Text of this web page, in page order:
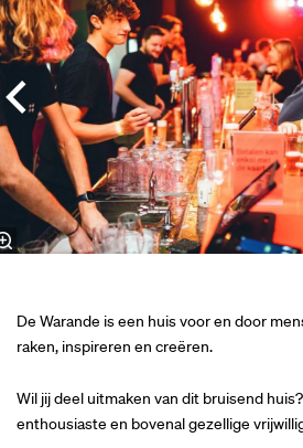
De Warande is een huis voor en door
raken, inspireren en creëren.
Wil jij deel uitmaken van dit bruisend
enthousiaste en bovenal gezellige